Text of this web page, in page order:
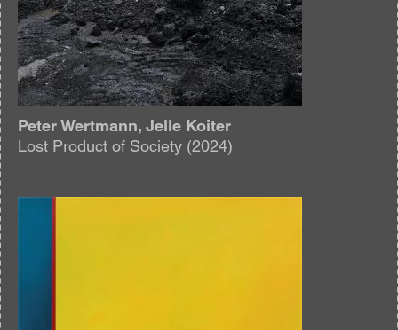
Peter Wertmann, Jelle Koiter
Lost Product of Society (2024)